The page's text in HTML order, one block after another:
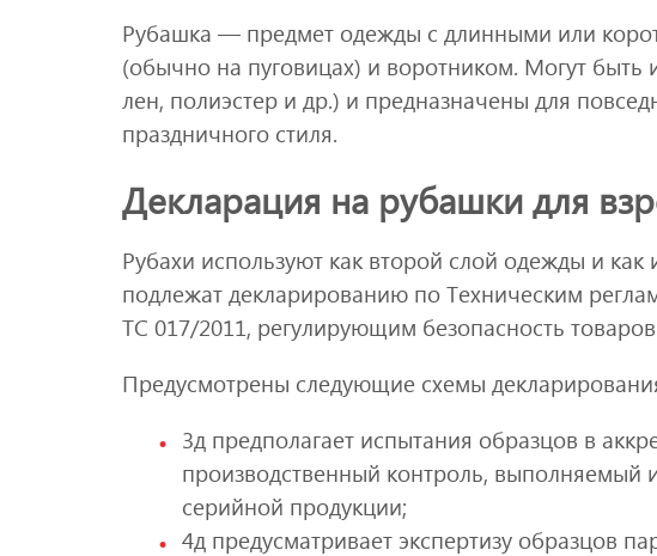
Рубашка — предмет одежды с длинными или
(обычно на пуговицах) и воротником. Могут быть
лен, полиэстер и др.) и предназначены для
праздничного стиля.
Декларация на рубашки для
Рубахи используют как второй слой одежды и как
подлежат декларированию по Техническим
ТС 017/2011, регулирующим безопасность
Предусмотрены следующие схемы
3д предполагает испытания образцов в
производственный контроль, выполняемый
серийной продукции;
4д предусматривает экспертизу образцов